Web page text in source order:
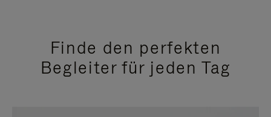
Finde den perfekten
Begleiter für jeden Tag